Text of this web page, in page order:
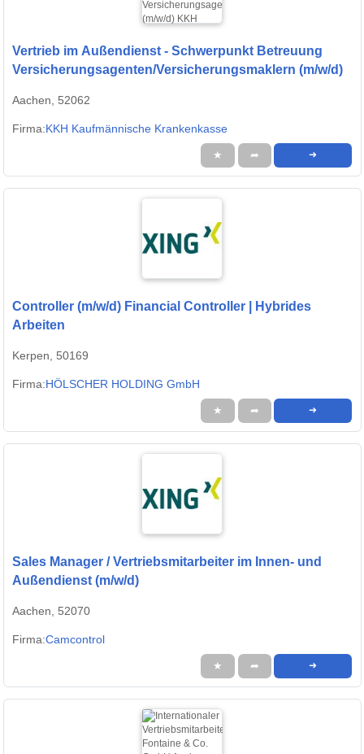
Vertrieb im Außendienst - Schwerpunkt Betreuung
Versicherungsagenten/Versicherungsmaklern (m/w/d)
Aachen, 52062
Firma:KKH Kaufmännische Krankenkasse
★ ➦ ➜
Controller (m/w/d) Financial Controller | Hybrides
Arbeiten
Kerpen, 50169
Firma:HÖLSCHER HOLDING GmbH
★ ➦ ➜
Sales Manager / Vertriebsmitarbeiter im Innen- und
Außendienst (m/w/d)
Aachen, 52070
Firma:Camcontrol
★ ➦ ➜